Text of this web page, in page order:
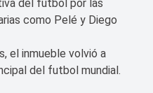
del futbol por las
como Pelé y Diego
el inmueble volvió a
del futbol mundial.